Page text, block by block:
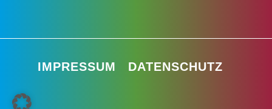
IMPRESSUM DATENSCHUTZ